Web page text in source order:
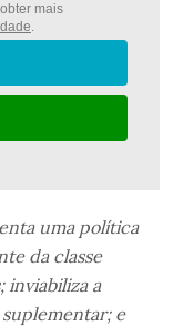
mais
.
uma política
da classe
inviabiliza a
suplementar; e